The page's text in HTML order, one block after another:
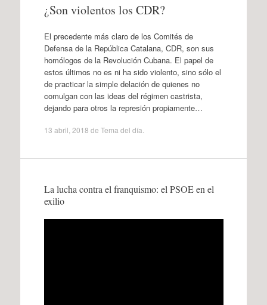
¿Son violentos los CDR?
El precedente más claro de los Comités de
Defensa de la República Catalana, CDR, son sus
homólogos de la Revolución Cubana. El papel de
estos últimos no es ni ha sido violento, sino sólo el
de practicar la simple delación de quienes no
comulgan con las ideas del régimen castrista,
dejando para otros la represión propiamente…
13 abril, 2018 de Tema del día
La lucha contra el franquismo: el PSOE en el
exilio